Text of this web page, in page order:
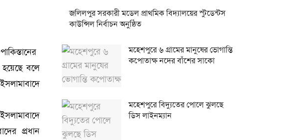
পাকিস্তানের
হয়েছে বলে
প্রধান
জলিলপুর সরকারী মডেল প্রাথমিক বিদ্যালয়ের স্টুডেন্টস
কাউন্সিল নির্বাচন অনুষ্ঠিত
মহেশপুরে ৬ গ্রামের মানুষের ভোগান্তি
কপোতাক্ষ নদের বাঁশের সাকো
মহেশপুরে বিদ্যুতের পোলে ঝুলছে
ডিস লাইনম্যান